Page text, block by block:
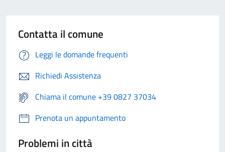
Contatta il comune
Leggi le domande frequenti
Richiedi Assistenza
Chiama il comune +39 0827 37034
Prenota un appuntamento
Problemi in città